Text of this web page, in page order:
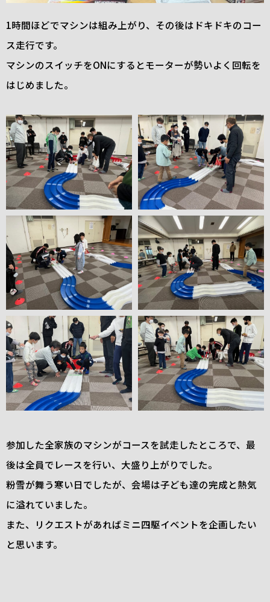
1時間ほどでマシンは組み上がり、その後はドキドキのコー
ス走行です。
マシンのスイッチをONにするとモーターが勢いよく回転を
はじめました。
参加した全家族のマシンがコースを試走したところで、最
後は全員でレースを行い、大盛り上がりでした。
粉雪が舞う寒い日でしたが、会場は子ども達の完成と熱気
に溢れていました。
また、リクエストがあればミニ四駆イベントを企画したい
と思います。